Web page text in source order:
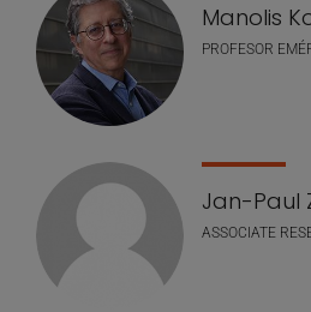
Manolis
PROFESOR
Jan-Paul
ASSOCIATE